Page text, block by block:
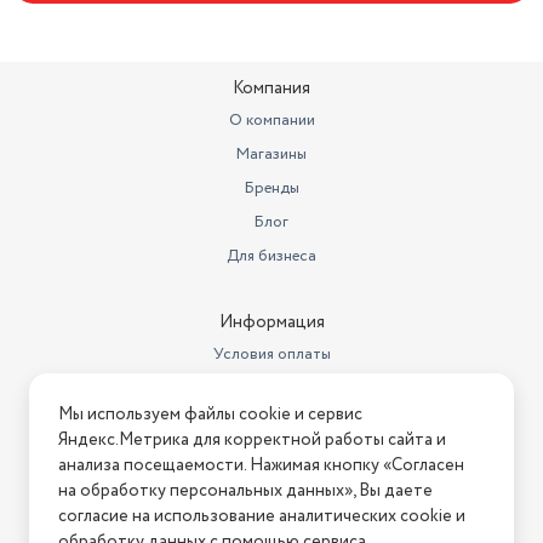
Компания
О компании
Магазины
Бренды
Блог
Для бизнеса
Информация
Условия оплаты
Условия возврата
Нашли ошибку на сайте? Напишите нам
2026 © Интернет-магазин "АстМаркет". У нас есть всё!
Мы используем файлы cookie и сервис
Яндекс.Метрика для корректной работы сайта и
анализа посещаемости. Нажимая кнопку «Согласен
на обработку персональных данных», Вы даете
согласие на использование аналитических cookie и